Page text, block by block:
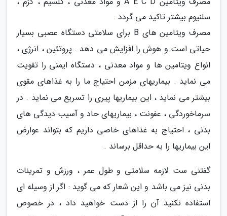
سلنیوم بیشتر تاکید می گردد .
مصرف ویتامین های B برای سلامتی دستگاه عصبی بسیار
حیاتی است و هوش را افزایش می دهد . پروتئین ، انرژی ،
انواع ویتامین ها و مواد معدنی ، دستگاه ایمنی را تقویت
می نماید . بیماریهای مزمن احتیاج ما را به غذاهای مقوی
بیشتر می نماید ، این بیماریها پیری را تسریع می نماید . در
سرماخوردگی ، عفونت ، بیماریهای حاد و آسیب دیدگی های
بدنی ، احتیاج به غذاهای خاصی داریم که بتواند عوارض
این بیماریها را به حداقل برساند .
گفتنی ست لازمه سلامتی و طول عمر ، ورزش و تمرینات
بدنی نیز می باشد و این شعار که می گوید : اگر از وسیله ای
استفاده نکنید آن را از دست خواهید داد ، در خصوص